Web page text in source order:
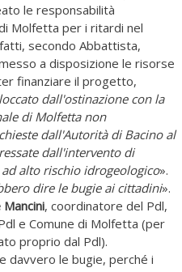
le responsabilità
Molfetta per i ritardi nel
secondo Abbattista,
a disposizione le risorse
finanziare il progetto,
dall'ostinazione con la
di Molfetta non
dall'Autorità di Bacino al
dall'intervento di
alto rischio idrogeologico».
dire le bugie ai cittadini».
Mancini, coordinatore del Pdl,
e Comune di Molfetta (per
proprio dal Pdl).
davvero le bugie, perché i